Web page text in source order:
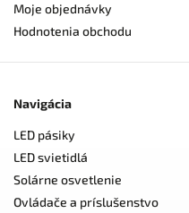
Moje objednávky
Hodnotenia obchodu
Navigácia
LED pásiky
LED svietidlá
Solárne osvetlenie
Ovládače a príslušenstvo